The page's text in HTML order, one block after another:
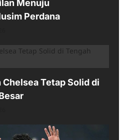
Menuju
Perdana
Tetap Solid di